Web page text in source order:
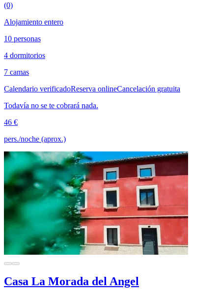
(0)
Alojamiento entero
10 personas
4 dormitorios
7 camas
Calendario verificadoReserva onlineCancelación gratuita
Todavía no se te cobrará nada.
46 €
pers./noche (aprox.)
Casa La Morada del Angel